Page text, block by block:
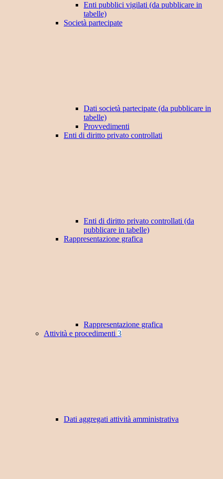
Enti pubblici vigilati (da pubblicare in
tabelle)
Società partecipate
Dati società partecipate (da pubblicare in
tabelle)
Provvedimenti
Enti di diritto privato controllati
Enti di diritto privato controllati (da
pubblicare in tabelle)
Rappresentazione grafica
Rappresentazione grafica
Attività e procedimenti 3
Dati aggregati attività amministrativa